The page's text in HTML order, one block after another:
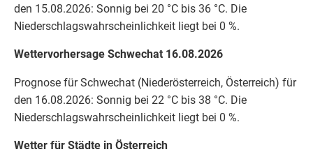
den 15.08.2026: Sonnig bei 20 °C bis 36 °C. Die
Niederschlagswahrscheinlichkeit liegt bei 0 %.
Wettervorhersage Schwechat 16.08.2026
Prognose für Schwechat (Niederösterreich, Österreich) für
den 16.08.2026: Sonnig bei 22 °C bis 38 °C. Die
Niederschlagswahrscheinlichkeit liegt bei 0 %.
Wetter für Städte in Österreich